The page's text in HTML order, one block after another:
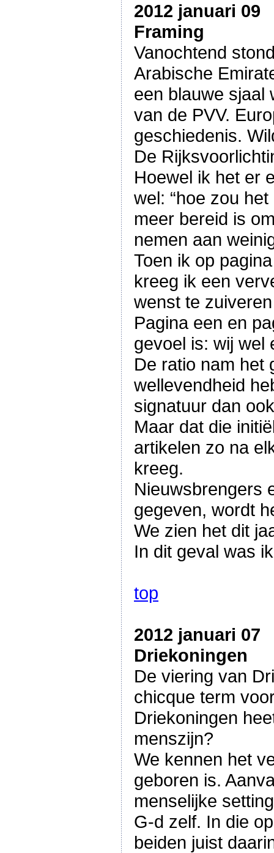
2012 januari 09
Framing
Vanochtend
Arabische
een blauwe sjaal
van de PVV.
geschiedenis.
De
Hoewel ik het er
wel: “hoe zou
meer bereid is
nemen aan
Toen ik op
kreeg ik een
wenst te
Pagina een en
gevoel is: wij wel
De ratio nam het
wellevendheid
signatuur dan
Maar dat die
artikelen zo na
kreeg.
Nieuwsbrengers
gegeven, wordt
We zien het dit
In dit geval was
top
2012 januari 07
Driekoningen
De viering van
chicque term
Driekoningen
menszijn?
We kennen het
geboren is.
menselijke
G-d zelf. In die
beiden juist